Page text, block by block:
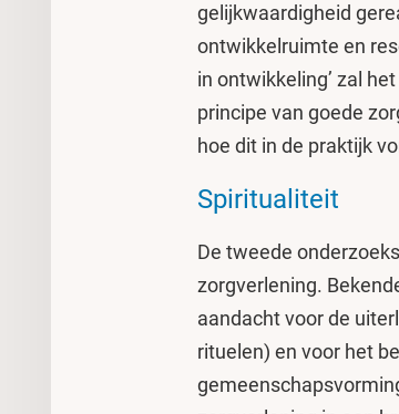
gelijkwaardigheid
ontwikkelruimte en
in ontwikkeling’ zal
principe van goede
hoe dit in de praktijk
Spiritualiteit
De tweede
zorgverlening.
aandacht voor de
rituelen) en voor het